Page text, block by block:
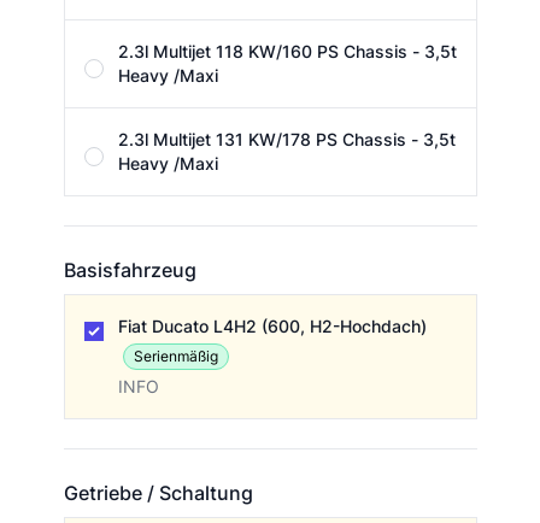
2.3l Multijet 118 KW/160 PS Chassis - 3,5t
Heavy /Maxi
2.3l Multijet 131 KW/178 PS Chassis - 3,5t
Heavy /Maxi
Basisfahrzeug
Fiat Ducato L4H2 (600, H2-Hochdach)
Serienmäßig
INFO
Getriebe / Schaltung